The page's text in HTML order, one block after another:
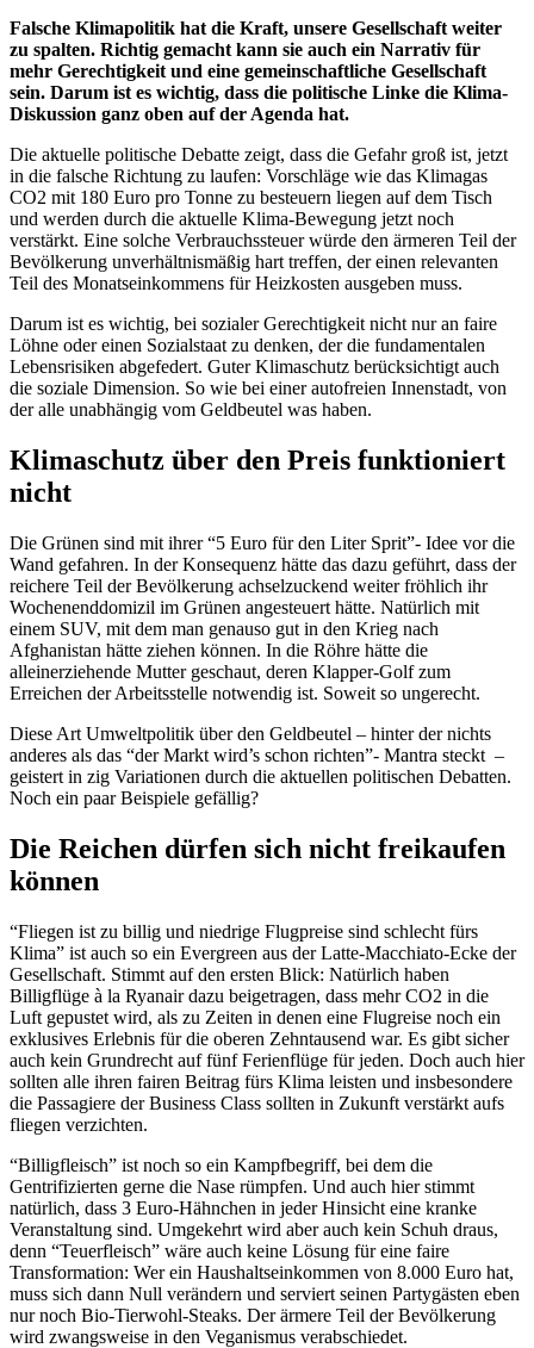
Falsche Klimapolitik hat die Kraft, unsere Gesellschaft weiter
zu spalten. Richtig gemacht kann sie auch ein Narrativ für
mehr Gerechtigkeit und eine gemeinschaftliche Gesellschaft
sein. Darum ist es wichtig, dass die politische Linke die Klima-
Diskussion ganz oben auf der Agenda hat.
Die aktuelle politische Debatte zeigt, dass die Gefahr groß ist, jetzt
in die falsche Richtung zu laufen: Vorschläge wie das Klimagas
CO2 mit 180 Euro pro Tonne zu besteuern liegen auf dem Tisch
und werden durch die aktuelle Klima-Bewegung jetzt noch
verstärkt. Eine solche Verbrauchssteuer würde den ärmeren Teil der
Bevölkerung unverhältnismäßig hart treffen, der einen relevanten
Teil des Monatseinkommens für Heizkosten ausgeben muss.
Darum ist es wichtig, bei sozialer Gerechtigkeit nicht nur an faire
Löhne oder einen Sozialstaat zu denken, der die fundamentalen
Lebensrisiken abgefedert. Guter Klimaschutz berücksichtigt auch
die soziale Dimension. So wie bei einer autofreien Innenstadt, von
der alle unabhängig vom Geldbeutel was haben.
Klimaschutz über den Preis funktioniert
nicht
Die Grünen sind mit ihrer “5 Euro für den Liter Sprit”- Idee vor die
Wand gefahren. In der Konsequenz hätte das dazu geführt, dass der
reichere Teil der Bevölkerung achselzuckend weiter fröhlich ihr
Wochenenddomizil im Grünen angesteuert hätte. Natürlich mit
einem SUV, mit dem man genauso gut in den Krieg nach
Afghanistan hätte ziehen können. In die Röhre hätte die
alleinerziehende Mutter geschaut, deren Klapper-Golf zum
Erreichen der Arbeitsstelle notwendig ist. Soweit so ungerecht.
Diese Art Umweltpolitik über den Geldbeutel – hinter der nichts
anderes als das “der Markt wird’s schon richten”- Mantra steckt –
geistert in zig Variationen durch die aktuellen politischen Debatten.
Noch ein paar Beispiele gefällig?
Die Reichen dürfen sich nicht freikaufen
können
“Fliegen ist zu billig und niedrige Flugpreise sind schlecht fürs
Klima” ist auch so ein Evergreen aus der Latte-Macchiato-Ecke der
Gesellschaft. Stimmt auf den ersten Blick: Natürlich haben
Billigflüge à la Ryanair dazu beigetragen, dass mehr CO2 in die
Luft gepustet wird, als zu Zeiten in denen eine Flugreise noch ein
exklusives Erlebnis für die oberen Zehntausend war. Es gibt sicher
auch kein Grundrecht auf fünf Ferienflüge für jeden. Doch auch hier
sollten alle ihren fairen Beitrag fürs Klima leisten und insbesondere
die Passagiere der Business Class sollten in Zukunft verstärkt aufs
fliegen verzichten.
“Billigfleisch” ist noch so ein Kampfbegriff, bei dem die
Gentrifizierten gerne die Nase rümpfen. Und auch hier stimmt
natürlich, dass 3 Euro-Hähnchen in jeder Hinsicht eine kranke
Veranstaltung sind. Umgekehrt wird aber auch kein Schuh draus,
denn “Teuerfleisch” wäre auch keine Lösung für eine faire
Transformation: Wer ein Haushaltseinkommen von 8.000 Euro hat,
muss sich dann Null verändern und serviert seinen Partygästen eben
nur noch Bio-Tierwohl-Steaks. Der ärmere Teil der Bevölkerung
wird zwangsweise in den Veganismus verabschiedet.